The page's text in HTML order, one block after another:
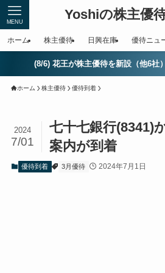
Yoshiの株主優
MENU
ホーム 株主優待 日興在庫 優待ニュ
(8/6) 花王が株主優待を新設（他6社）
ホーム 株主優待 優待到着
七十七銀行(8341)
案内が到着
2024
7/01
優待到着 3月優待 2024年7月1日